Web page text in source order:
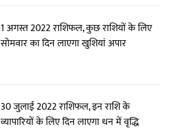
1 अगस्त 2022 राशिफल, कुछ राशियों के लिए
सोमवार का दिन लाएगा खुशियां अपार
30 जुलाई 2022 राशिफल, इन राशि के
व्यापारियों के लिए दिन लाएगा धन में वृद्धि